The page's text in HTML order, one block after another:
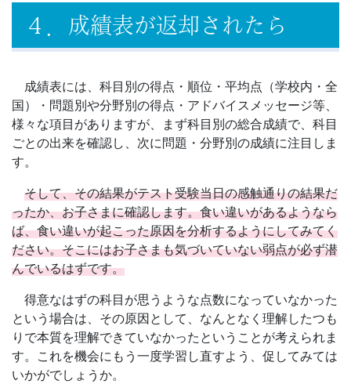
し
て
い
ま
す。
４．成績表が返却されたら
成績表には、科目別の得点・順位・平均点（学校内・全
国）・問題別や分野別の得点・アドバイスメッセージ等、
様々な項目がありますが、まず科目別の総合成績で、科目
ごとの出来を確認し、次に問題・分野別の成績に注目しま
す。
そして、その結果がテスト受験当日の感触通りの結果だ
ったか、お子さまに確認します。食い違いがあるようなら
ば、食い違いが起こった原因を分析するようにしてみてく
ださい。そこにはお子さまも気づいていない弱点が必ず潜
んでいるはずです。
得意なはずの科目が思うような点数になっていなかった
という場合は、その原因として、なんとなく理解したつも
りで本質を理解できていなかったということが考えられま
す。これを機会にもう一度学習し直すよう、促してみては
いかがでしょうか。